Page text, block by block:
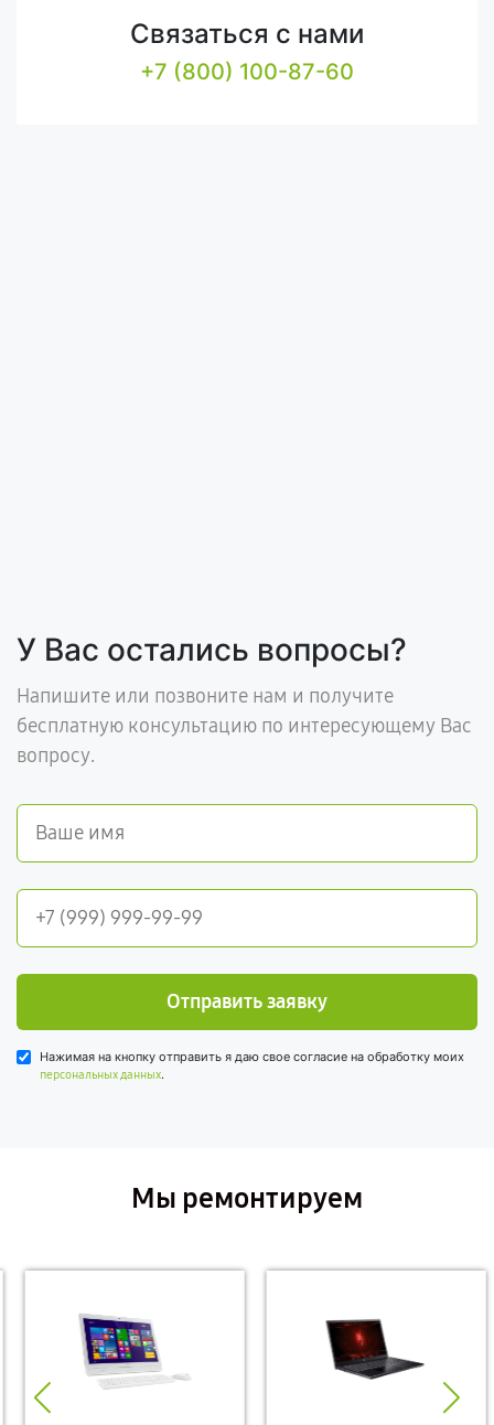
Связаться с нами
+7 (800) 100-87-60
У Вас остались вопросы?
Напишите или позвоните нам и получите
бесплатную консультацию по интересующему Вас
вопросу.
Отправить заявку
Нажимая на кнопку отправить я даю свое согласие на обработку моих
персональных данных.
Мы ремонтируем